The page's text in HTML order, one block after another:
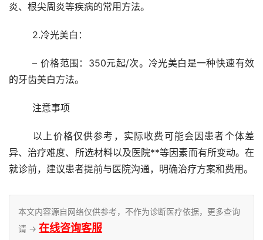
炎、根尖周炎等疾病的常用方法。
	2.冷光美白：
	– 价格范围：350元起/次。冷光美白是一种快速有效
的牙齿美白方法。
	注意事项
异、治疗难度、所选材料以及医院**等因素而有所变动。在
就诊前，建议患者提前与医院沟通，明确治疗方案和费用。
本文内容源自网络仅供参考，不作为诊断医疗依据，更多查询
请 → 在线咨询客服